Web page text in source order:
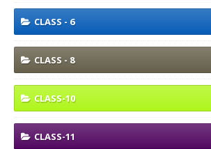
CLASS - 6
CLASS - 8
CLASS-10
CLASS-11